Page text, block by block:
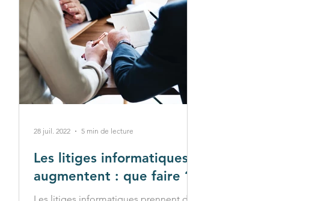
Les litiges informatiques
augmentent : que faire ?
Les litiges informatiques prennent de
28 juil. 2022 5 min de lecture